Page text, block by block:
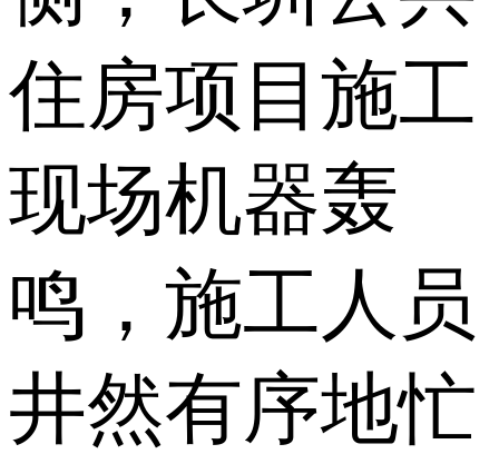
住房项目施工
现场机器轰
鸣，施工人员
井然有序地忙